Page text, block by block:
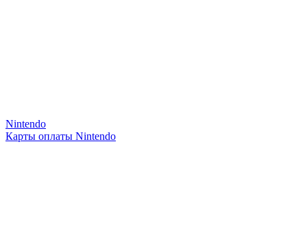
Nintendo
Карты оплаты Nintendo